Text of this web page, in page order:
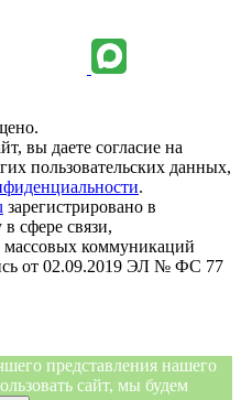
вы даете согласие на
пользовательских данных,
.
зарегистрировано в
сфере связи,
коммуникаций
от 02.09.2019 ЭЛ № ФС 77
представления нашего
сайт, мы будем